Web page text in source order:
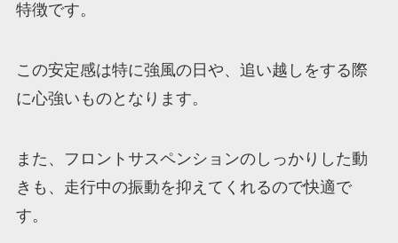
特徴です。
この安定感は特に強風の日や、追い越しをする際
に心強いものとなります。
また、フロントサスペンションのしっかりした動
きも、走行中の振動を抑えてくれるので快適で
す。